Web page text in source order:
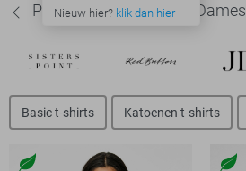
Nieuw hier? klik dan hier
Pieces Slim fit t-shirts - Dames
Basic t-shirts Katoenen t-shirts